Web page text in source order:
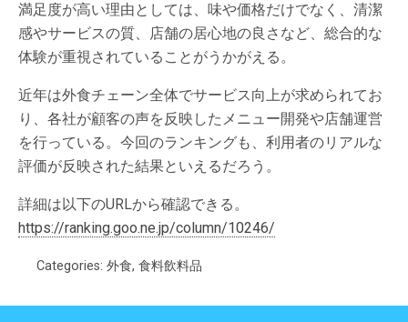
満足度が高い理由としては、味や価格だけでなく、清潔
感やサービスの質、店舗の居心地の良さなど、総合的な
体験が重視されていることがうかがえる。
近年は外食チェーン全体でサービス向上が求められてお
り、各社が顧客の声を反映したメニュー開発や店舗運営
を行っている。今回のランキングも、利用者のリアルな
評価が反映された結果といえるだろう。
詳細は以下のURLから確認できる。
https://ranking.goo.ne.jp/column/10246/
Categories: 外食, 食料飲料品